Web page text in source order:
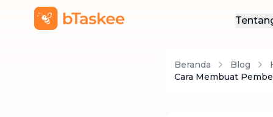
Beranda Blog
Cara Membuat